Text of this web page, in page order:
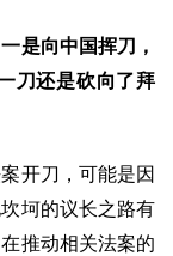
是向中国挥刀，
刀还是砍向了拜
开刀，可能是因
坷的议长之路有
推动相关法案的